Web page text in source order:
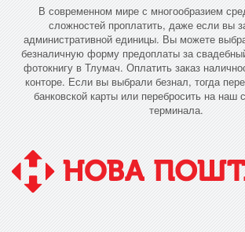
В современном мире с многообразием
сложностей проплатить, даже если вы
административной единицы. Вы можете
безналичную форму предоплаты за
фотокнигу в Тлумач. Оплатить заказ
конторе. Если вы выбрали безнал, тогда
банковской карты или перебросить на
терминала.